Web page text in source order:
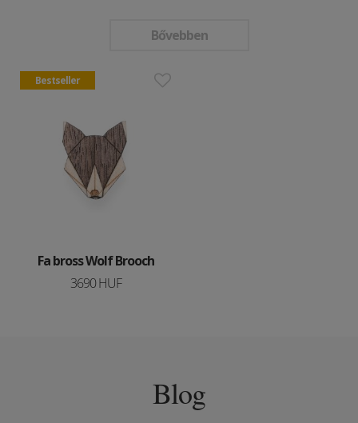
Bővebben
Bestseller
Fa bross Wolf Brooch
3690 HUF
Blog